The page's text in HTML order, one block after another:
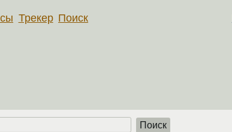
Трекер Поиск
Поиск